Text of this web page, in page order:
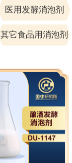
医用发酵消泡剂
其它食品用消泡剂